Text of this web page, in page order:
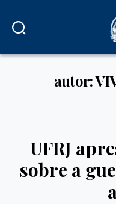
autor:
UFRJ
sobre a